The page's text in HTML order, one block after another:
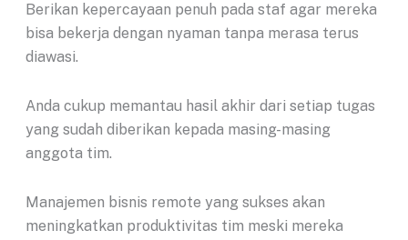
Berikan kepercayaan penuh pada staf agar mereka
bisa bekerja dengan nyaman tanpa merasa terus
diawasi.
Anda cukup memantau hasil akhir dari setiap tugas
yang sudah diberikan kepada masing-masing
anggota tim.
Manajemen bisnis remote yang sukses akan
meningkatkan produktivitas tim meski mereka